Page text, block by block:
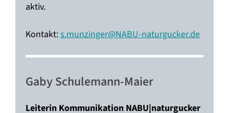
aktiv.
Kontakt:s.munzinger@NABU-naturgucker.de
Gaby Schulemann-Maier
Leiterin Kommunikation NABU|naturgucker